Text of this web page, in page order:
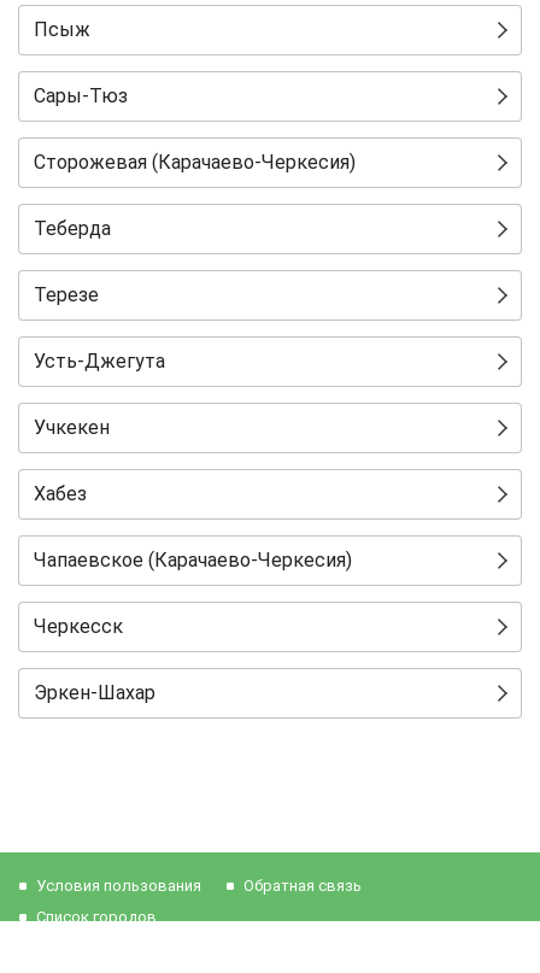
Псыж
Сары-Тюз
Сторожевая (Карачаево-Черкесия)
Теберда
Терезе
Усть-Джегута
Учкекен
Хабез
Чапаевское (Карачаево-Черкесия)
Черкесск
Эркен-Шахар
Условия пользования
Обратная связь
Список городов